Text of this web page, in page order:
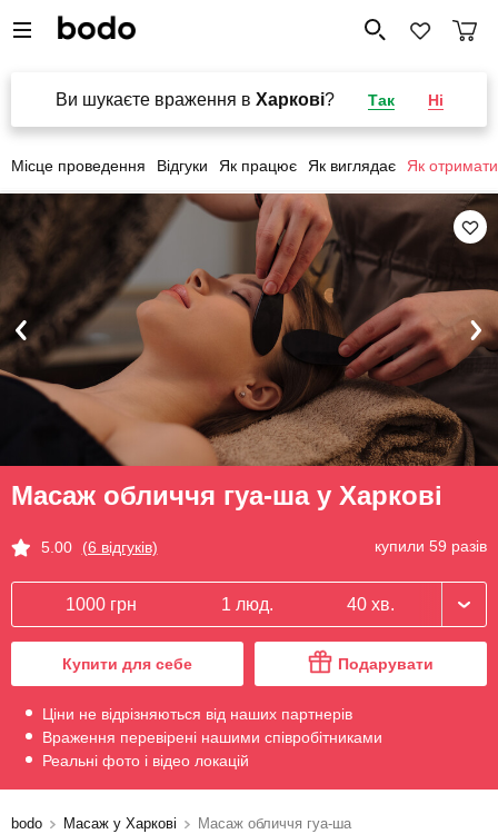
Ви шукаєте враження в Харкові? Так Ні
Місце проведення Відгуки Як працює Як виглядає Як отримати
Масаж обличчя гуа-ша у Харкові
5.00 (6 відгуків) купили 59 разів
1000 грн 1 люд. 40 хв.
Купити для себе Подарувати
Ціни не відрізняються від наших партнерів
Враження перевірені нашими співробітниками
Реальні фото і відео локацій
bodo Масаж у Харкові Масаж обличчя гуа-ша